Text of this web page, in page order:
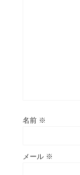
名前 ※
メール ※